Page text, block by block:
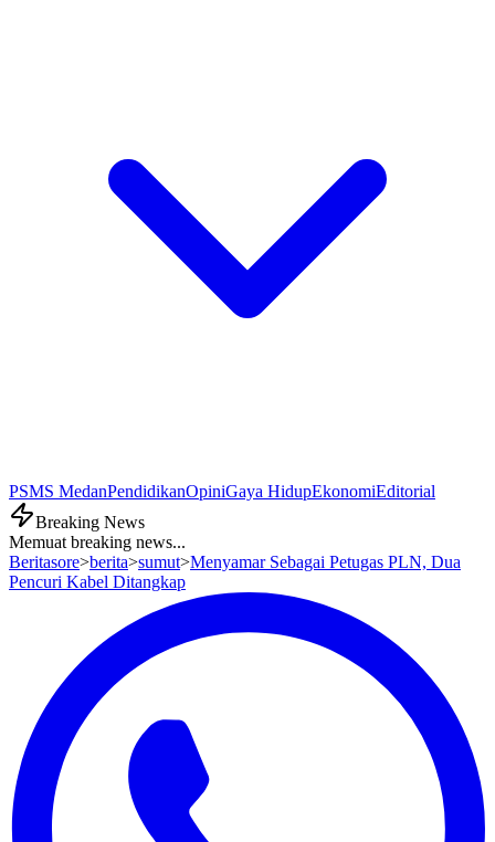
PSMS MedanPendidikanOpiniGaya HidupEkonomiEditorial
Breaking News
Memuat breaking news...
Beritasore>berita>sumut>Menyamar Sebagai Petugas PLN, Dua
Pencuri Kabel Ditangkap